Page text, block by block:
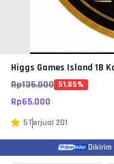
Higgs Games Island 1B
Rp135.000 51.85%
Rp65.000
5Terjual 201